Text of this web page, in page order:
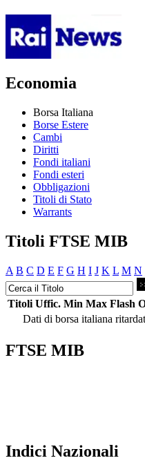
Economia
Borsa Italiana
Borse Estere
Cambi
Diritti
Fondi italiani
Fondi esteri
Obbligazioni
Titoli di Stato
Warrants
Titoli FTSE MIB
A B C D E F G H I J K L M N
Titoli Uffic. Min Max Flash
Dati di borsa italiana
FTSE MIB
Indici Nazionali